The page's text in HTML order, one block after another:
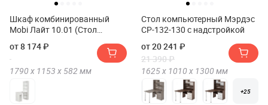
Шкаф комбинированный
Mobi Лайт 10.01 (Стол
от 8 174 ₽
1790 х 1153 х 582 мм
Стол компьютерный Мэрдэс
СР-132-130 с надстройкой
от 20 241 ₽
21 390 ₽
1625 х 1010 х 1300 мм
+25